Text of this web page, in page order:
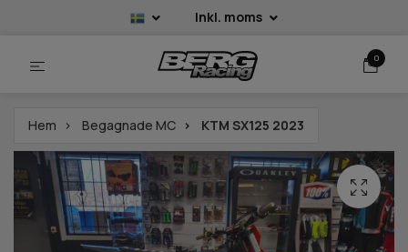
Inkl. moms
0
Hem Begagnade MC KTM SX125 2023